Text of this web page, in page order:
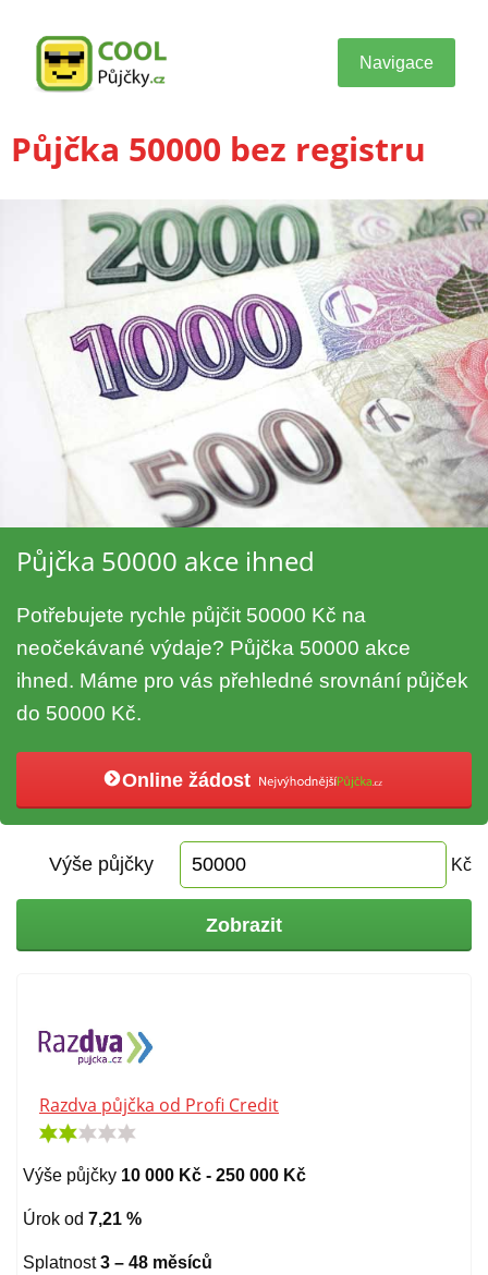
Navigace
Půjčka 50000 bez registru
Půjčka 50000 akce ihned
Potřebujete rychle půjčit 50000 Kč na
neočekávané výdaje? Půjčka 50000 akce
ihned. Máme pro vás přehledné srovnání půjček
do 50000 Kč.
Online žádost
Výše půjčky Kč
Zobrazit
Razdva půjčka od Profi Credit
Výše půjčky 10 000 Kč - 250 000 Kč
Úrok od 7,21 %
Splatnost 3 – 48 měsíců